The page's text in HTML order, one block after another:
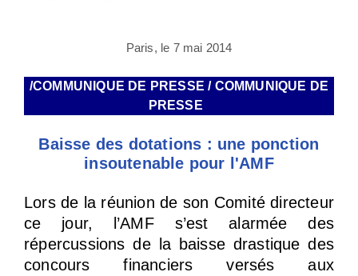
Paris, le 7 mai 2014
/COMMUNIQUE DE PRESSE / COMMUNIQUE DE
PRESSE
Baisse des dotations : une ponction
insoutenable pour l'AMF
Lors de la réunion de son Comité directeur
ce jour, l’AMF s’est alarmée des
répercussions de la baisse drastique des
concours financiers versés aux